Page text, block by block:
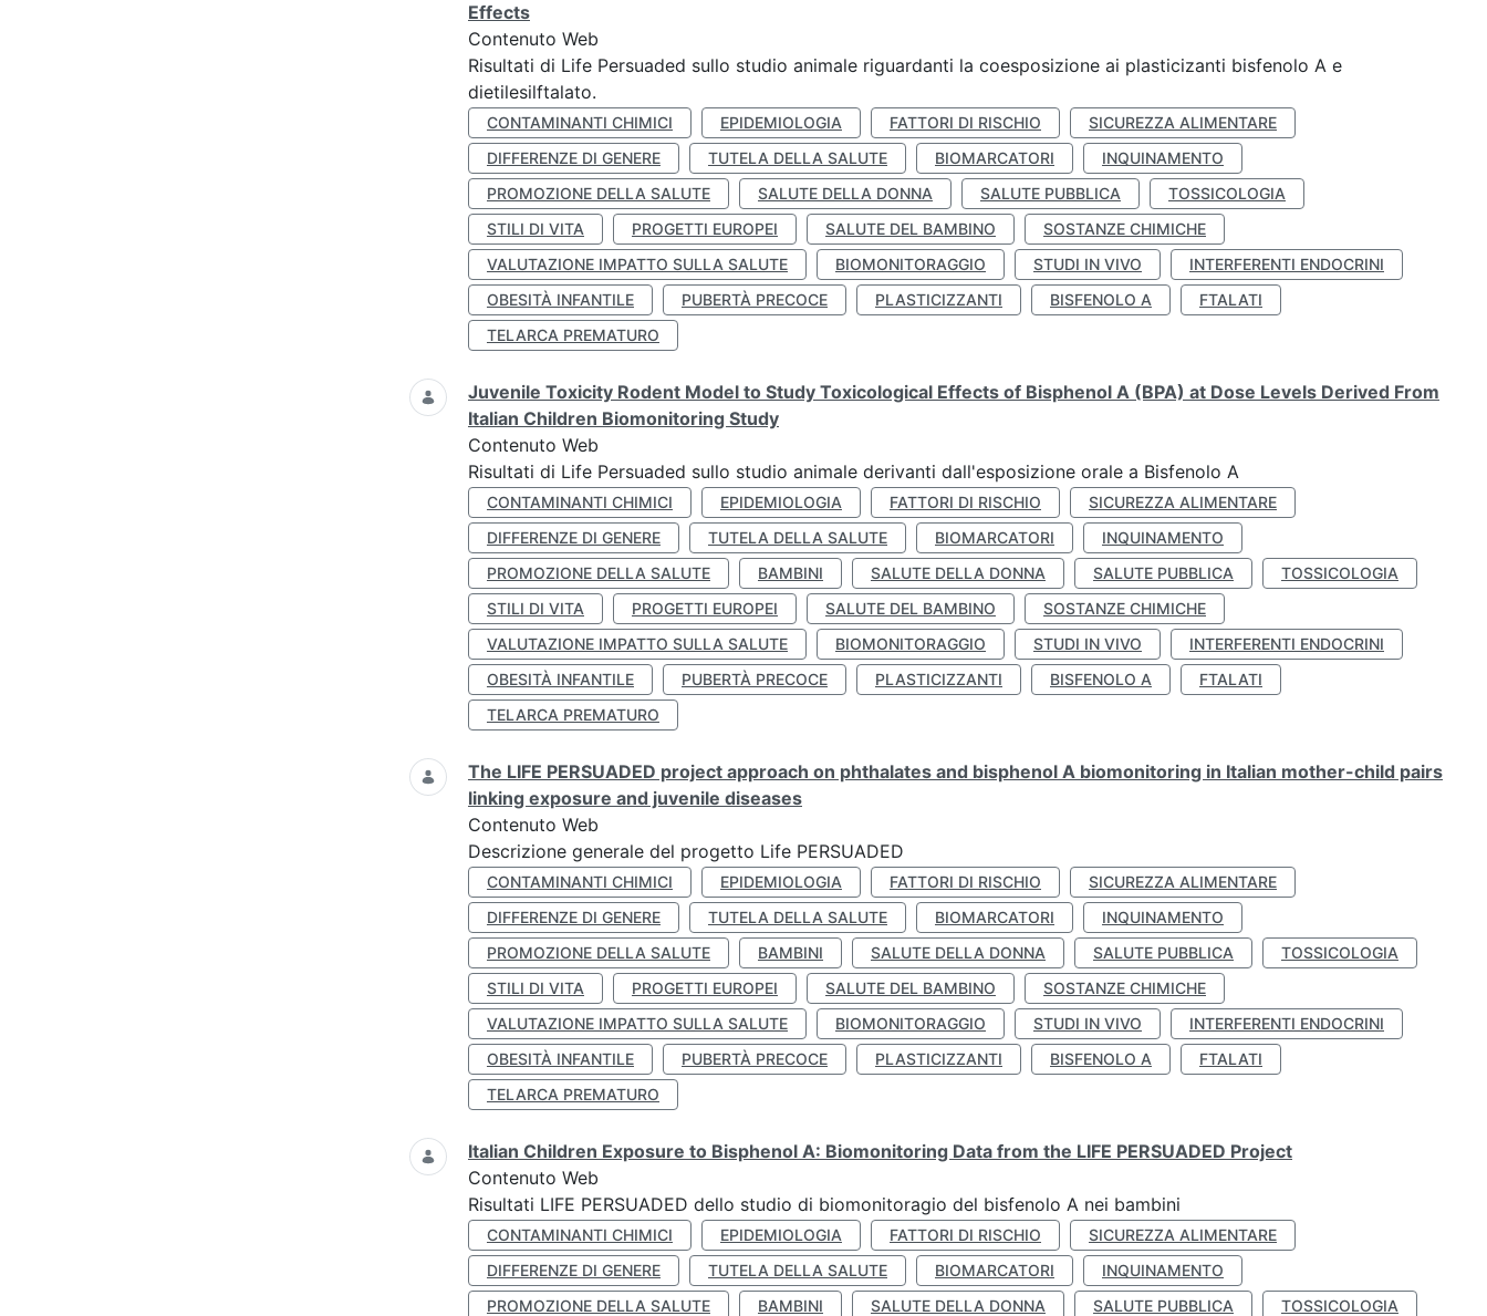
Effects
Contenuto Web
Risultati di Life Persuaded sullo studio animale riguardanti la coesposizione ai plasticizanti bisfenolo A e
dietilesilftalato.
CONTAMINANTI CHIMICI EPIDEMIOLOGIA FATTORI DI RISCHIO
SICUREZZA ALIMENTARE
DIFFERENZE DI GENERE
TUTELA DELLA SALUTE BIOMARCATORI
INQUINAMENTO
PROMOZIONE DELLA SALUTE
SALUTE DELLA DONNA SALUTE PUBBLICA
TOSSICOLOGIA
STILI DI VITA
PROGETTI EUROPEI SALUTE DEL BAMBINO
SOSTANZE CHIMICHE
VALUTAZIONE IMPATTO SULLA SALUTE
BIOMONITORAGGIO STUDI IN VIVO
INTERFERENTI ENDOCRINI
OBESITÀ INFANTILE
PUBERTÀ PRECOCE PLASTICIZZANTI BISFENOLO A
FTALATI
TELARCA PREMATURO
Juvenile Toxicity Rodent Model to Study Toxicological Effects of Bisphenol A (BPA) at Dose Levels Derived From
Italian Children Biomonitoring Study
Contenuto Web
Risultati di Life Persuaded sullo studio animale derivanti dall'esposizione orale a Bisfenolo A
CONTAMINANTI CHIMICI EPIDEMIOLOGIA FATTORI DI RISCHIO
SICUREZZA ALIMENTARE
DIFFERENZE DI GENERE
TUTELA DELLA SALUTE BIOMARCATORI
INQUINAMENTO
PROMOZIONE DELLA SALUTE
BAMBINI SALUTE DELLA DONNA SALUTE PUBBLICA
TOSSICOLOGIA
STILI DI VITA
PROGETTI EUROPEI SALUTE DEL BAMBINO
SOSTANZE CHIMICHE
VALUTAZIONE IMPATTO SULLA SALUTE
BIOMONITORAGGIO STUDI IN VIVO
INTERFERENTI ENDOCRINI
OBESITÀ INFANTILE
PUBERTÀ PRECOCE PLASTICIZZANTI BISFENOLO A
FTALATI
TELARCA PREMATURO
The LIFE PERSUADED project approach on phthalates and bisphenol A biomonitoring in Italian mother-child pairs
linking exposure and juvenile diseases
Contenuto Web
Descrizione generale del progetto Life PERSUADED
CONTAMINANTI CHIMICI EPIDEMIOLOGIA FATTORI DI RISCHIO
SICUREZZA ALIMENTARE
DIFFERENZE DI GENERE
TUTELA DELLA SALUTE BIOMARCATORI
INQUINAMENTO
PROMOZIONE DELLA SALUTE
BAMBINI SALUTE DELLA DONNA SALUTE PUBBLICA
TOSSICOLOGIA
STILI DI VITA
PROGETTI EUROPEI SALUTE DEL BAMBINO
SOSTANZE CHIMICHE
VALUTAZIONE IMPATTO SULLA SALUTE
BIOMONITORAGGIO STUDI IN VIVO
INTERFERENTI ENDOCRINI
OBESITÀ INFANTILE
PUBERTÀ PRECOCE PLASTICIZZANTI BISFENOLO A
FTALATI
TELARCA PREMATURO
Italian Children Exposure to Bisphenol A: Biomonitoring Data from the LIFE PERSUADED Project
Contenuto Web
Risultati LIFE PERSUADED dello studio di biomonitoragio del bisfenolo A nei bambini
CONTAMINANTI CHIMICI EPIDEMIOLOGIA FATTORI DI RISCHIO
SICUREZZA ALIMENTARE
DIFFERENZE DI GENERE
TUTELA DELLA SALUTE BIOMARCATORI
INQUINAMENTO
PROMOZIONE DELLA SALUTE
BAMBINI SALUTE DELLA DONNA SALUTE PUBBLICA
TOSSICOLOGIA